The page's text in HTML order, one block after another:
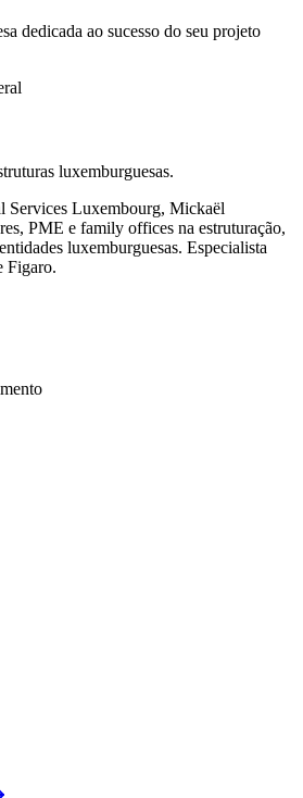
dedicada ao sucesso do seu projeto
luxemburguesas.
Services Luxembourg, Mickaël
PME e family offices na estruturação,
luxemburguesas. Especialista
Figaro.